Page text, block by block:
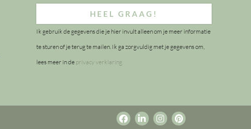
HEEL GRAAG!
Ik gebruik de gegevens die je hier invult alleen om je meer informatie
te sturen of je terug te mailen. Ik ga zorgvuldig met je gegevens om,
lees meer in de privacy verklaring